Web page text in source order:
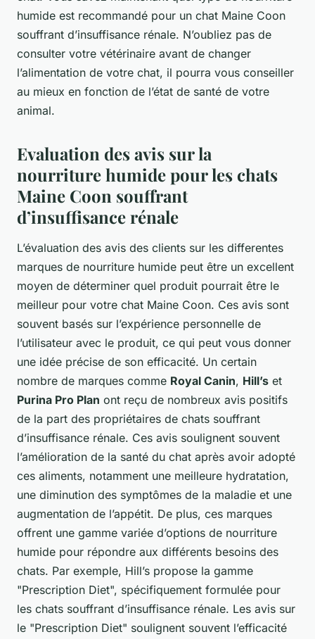
humide est recommandé pour un chat Maine Coon
souffrant d’insuffisance rénale. N’oubliez pas de
consulter votre vétérinaire avant de changer
l’alimentation de votre chat, il pourra vous conseiller
au mieux en fonction de l’état de santé de votre
animal.
Evaluation des avis sur la
nourriture humide pour les chats
Maine Coon souffrant
d’insuffisance rénale
L’évaluation des avis des clients sur les differentes
marques de nourriture humide peut être un excellent
moyen de déterminer quel produit pourrait être le
meilleur pour votre chat Maine Coon. Ces avis sont
souvent basés sur l’expérience personnelle de
l’utilisateur avec le produit, ce qui peut vous donner
une idée précise de son efficacité. Un certain
nombre de marques comme Royal Canin, Hill’s et
Purina Pro Plan ont reçu de nombreux avis positifs
de la part des propriétaires de chats souffrant
d’insuffisance rénale. Ces avis soulignent souvent
l’amélioration de la santé du chat après avoir adopté
ces aliments, notamment une meilleure hydratation,
une diminution des symptômes de la maladie et une
augmentation de l’appétit. De plus, ces marques
offrent une gamme variée d’options de nourriture
humide pour répondre aux différents besoins des
chats. Par exemple, Hill’s propose la gamme
"Prescription Diet", spécifiquement formulée pour
les chats souffrant d’insuffisance rénale. Les avis sur
le "Prescription Diet" soulignent souvent l’efficacité